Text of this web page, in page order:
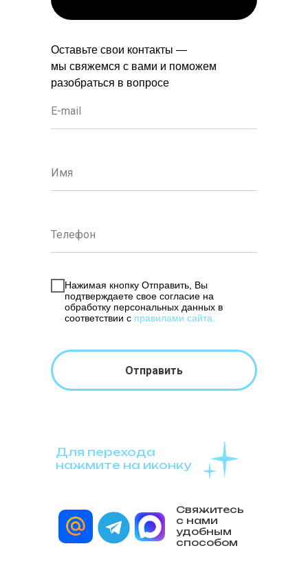
Нажимая кнопку Отправить, Вы
подтверждаете свое согласие на
обработку персональных данных в
соответствии с правилами сайта.
Отправить
Оставьте свои контакты —
мы свяжемся с вами и поможем
разобраться в вопросе
Свяжитесь
с нами
удобным
способом
Для перехода
нажмите на иконку